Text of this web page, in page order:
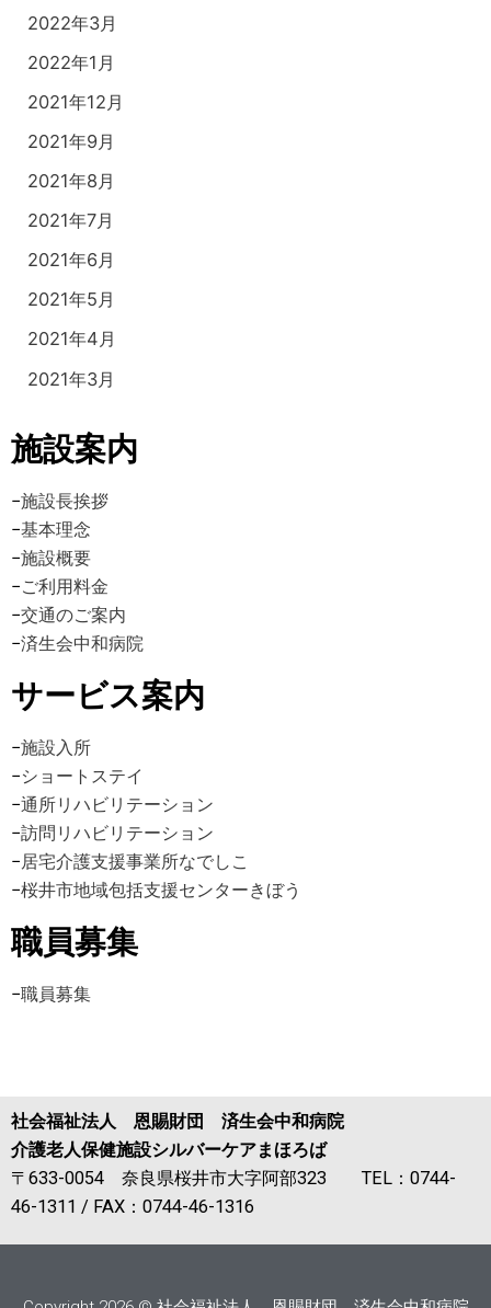
2022年3月
2022年1月
2021年12月
2021年9月
2021年8月
2021年7月
2021年6月
2021年5月
2021年4月
2021年3月
施設案内
−施設長挨拶
−基本理念
−施設概要
−ご利用料金
−交通のご案内
−済生会中和病院
サービス案内
−施設入所
−ショートステイ
−通所リハビリテーション
−訪問リハビリテーション
−居宅介護支援事業所なでしこ
−桜井市地域包括支援センターきぼう
職員募集
−職員募集
社会福祉法人 恩賜財団 済生会中和病院
介護老人保健施設シルバーケアまほろば
〒633-0054 奈良県桜井市大字阿部323 TEL：0744-
46-1311 / FAX：0744-46-1316